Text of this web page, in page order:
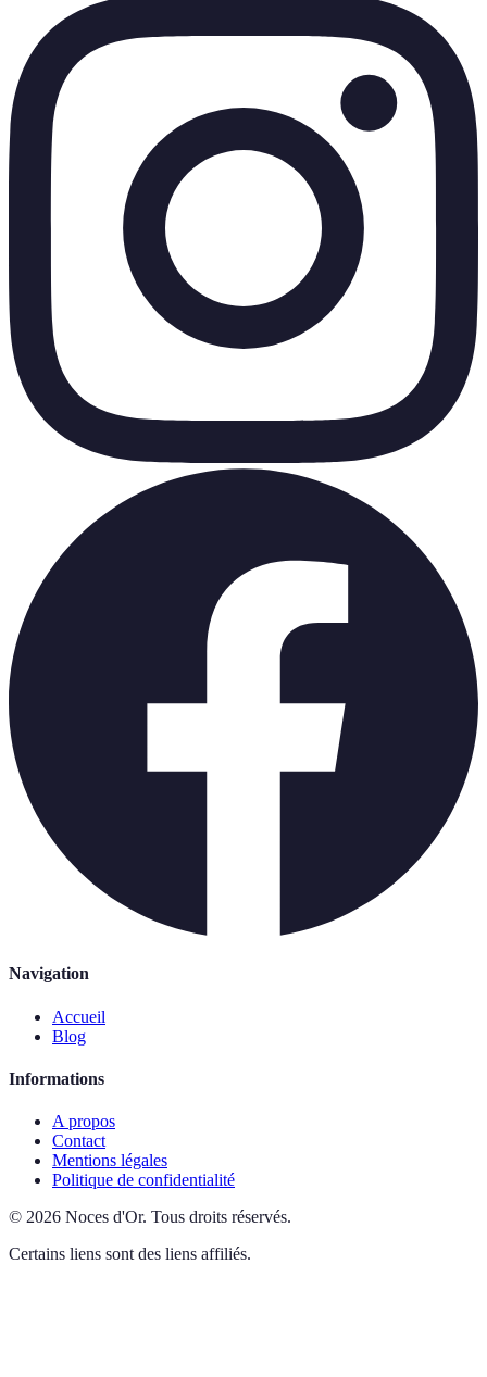
Navigation
Accueil
Blog
Informations
A propos
Contact
Mentions légales
Politique de confidentialité
© 2026 Noces d'Or. Tous droits réservés.
Certains liens sont des liens affiliés.